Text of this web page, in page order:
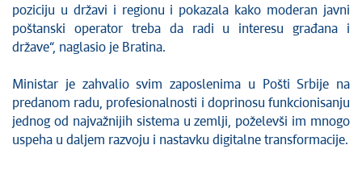
poziciju u državi i regionu i pokazala kako moderan javni
poštanski operator treba da radi u interesu građana i
države“, naglasio je Bratina.
Ministar je zahvalio svim zaposlenima u Pošti Srbije na
predanom radu, profesionalnosti i doprinosu funkcionisanju
jednog od najvažnijih sistema u zemlji, poželevši im mnogo
uspeha u daljem razvoju i nastavku digitalne transformacije.